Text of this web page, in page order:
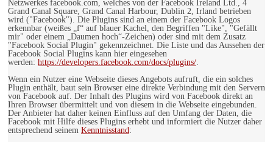
Netzwerkes facebook.com, welches von der Facebook Ireland Ltd., 4
Grand Canal Square, Grand Canal Harbour, Dublin 2, Irland betrieben
wird ("Facebook"). Die Plugins sind an einem der Facebook Logos
erkennbar (weißes „f“ auf blauer Kachel, den Begriffen "Like", "Gefällt
mir" oder einem „Daumen hoch“-Zeichen) oder sind mit dem Zusatz
"Facebook Social Plugin" gekennzeichnet. Die Liste und das Aussehen der
Facebook Social Plugins kann hier eingesehen
werden: https://developers.facebook.com/docs/plugins/.
Wenn ein Nutzer eine Webseite dieses Angebots aufruft, die ein solches
Plugin enthält, baut sein Browser eine direkte Verbindung mit den Servern
von Facebook auf. Der Inhalt des Plugins wird von Facebook direkt an
Ihren Browser übermittelt und von diesem in die Webseite eingebunden.
Der Anbieter hat daher keinen Einfluss auf den Umfang der Daten, die
Facebook mit Hilfe dieses Plugins erhebt und informiert die Nutzer daher
entsprechend seinem Kenntnisstand: